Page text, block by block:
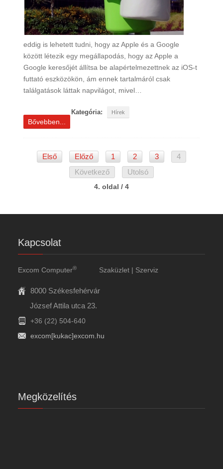
eddig is lehetett tudni, hogy az Apple és a Google
között létezik egy megállapodás, hogy az Apple a
Google keresőjét állítsa be alapértelmezettnek az iOS-t
futtató eszközökön, ám ennek tartalmáról csak
találgatások láttak napvilágot, mivel…
Kategória: Hírek
Bővebben...
Első Előző 1 2 3
4
Következő
Utolsó
4. oldal / 4
Kapcsolat
Excom Computer® Szaküzlet | Szerviz
8000 Székesfehérvár
József Attila utca 23.
+36 (22) 504-640
excom[kukac]excom.hu
Megközelítés